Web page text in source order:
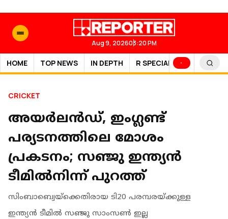
Aug 9, 202603:20 PM
HOME TOP NEWS IN DEPTH R SPECIAL SPORTS
CRICKET
അയര്‍ലന്‍ഡ്, ഇംഗ്ലണ്ട്
പര്യടനത്തിലെ മോശം
പ്രകടനം; സഞ്ജു ഇന്ത്യന്‍
ടീമില്‍നിന്ന് പുറത്ത്
സിംബാബ്വെയ്ക്കെതിരായ ടി20 പരമ്പരയ്ക്കുള്ള
ഇന്ത്യന്‍ ടീമില്‍ സഞ്ജു സാംസണ്‍ ഇല്ല